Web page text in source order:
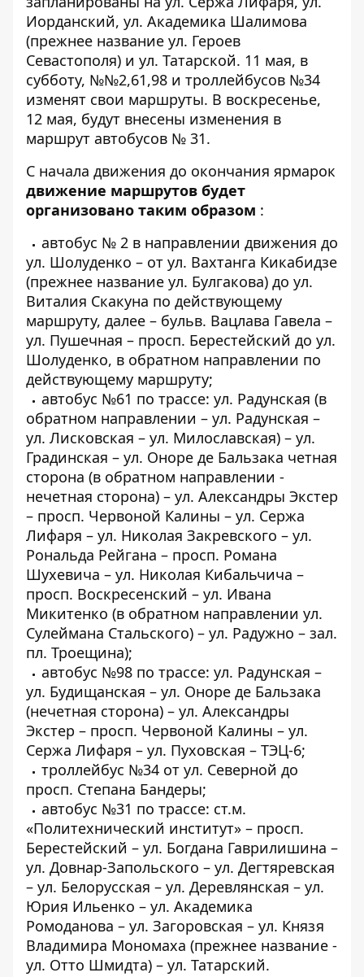
Иорданский, ул. Академика Шалимова
(прежнее название ул. Героев
Севастополя) и ул. Татарской. 11 мая, в
субботу, №№2,61,98 и троллейбусов №34
изменят свои маршруты. В воскресенье,
12 мая, будут внесены изменения в
маршрут автобусов № 31.
С начала движения до окончания ярмарок
движение маршрутов будет
организовано таким образом :
автобус № 2 в направлении движения до
ул. Шолуденко – от ул. Вахтанга Кикабидзе
(прежнее название ул. Булгакова) до ул.
Виталия Скакуна по действующему
маршруту, далее – бульв. Вацлава Гавела –
ул. Пушечная – просп. Берестейский до ул.
Шолуденко, в обратном направлении по
действующему маршруту;
автобус №61 по трассе: ул. Радунская (в
обратном направлении – ул. Радунская –
ул. Лисковская – ул. Милославская) – ул.
Градинская – ул. Оноре де Бальзака четная
сторона (в обратном направлении -
нечетная сторона) – ул. Александры Экстер
– просп. Червоной Калины – ул. Сержа
Лифаря – ул. Николая Закревского – ул.
Рональда Рейгана – просп. Романа
Шухевича – ул. Николая Кибальчича –
просп. Воскресенский – ул. Ивана
Микитенко (в обратном направлении ул.
Сулеймана Стальского) – ул. Радужно – зал.
пл. Троещина);
автобус №98 по трассе: ул. Радунская –
ул. Будищанская – ул. Оноре де Бальзака
(нечетная сторона) – ул. Александры
Экстер – просп. Червоной Калины – ул.
Сержа Лифаря – ул. Пуховская – ТЭЦ-6;
троллейбус №34 от ул. Северной до
просп. Степана Бандеры;
автобус №31 по трассе: ст.м.
«Политехнический институт» – просп.
Берестейский – ул. Богдана Гаврилишина –
ул. Довнар-Запольского – ул. Дегтяревская
– ул. Белорусская – ул. Деревлянская – ул.
Юрия Ильенко – ул. Академика
Ромоданова – ул. Загоровская – ул. Князя
Владимира Мономаха (прежнее название -
ул. Отто Шмидта) – ул. Татарский.